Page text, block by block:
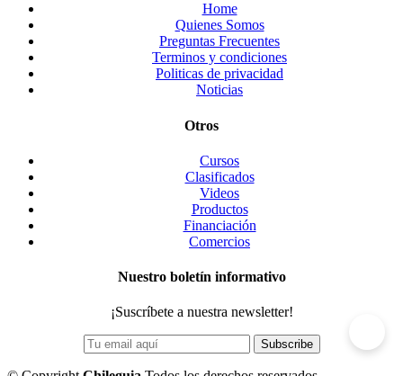
Home
Quienes Somos
Preguntas Frecuentes
Terminos y condiciones
Politicas de privacidad
Noticias
Otros
Cursos
Clasificados
Videos
Productos
Financiación
Comercios
Nuestro boletín informativo
¡Suscríbete a nuestra newsletter!